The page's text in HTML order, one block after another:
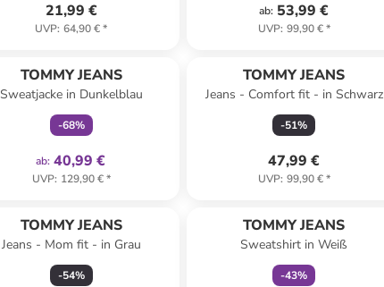
21,99 €
UVP: 64,90 €*
ab: 53,99 €
UVP: 99,90 €*
TOMMY JEANS
Sweatjacke in Dunkelblau
-68%
ab: 40,99 €
UVP: 129,90 €*
TOMMY JEANS
Jeans - Comfort fit - in Schwarz
-51%
47,99 €
UVP: 99,90 €*
TOMMY JEANS
Jeans - Mom fit - in Grau
-54%
TOMMY JEANS
Sweatshirt in Weiß
-43%